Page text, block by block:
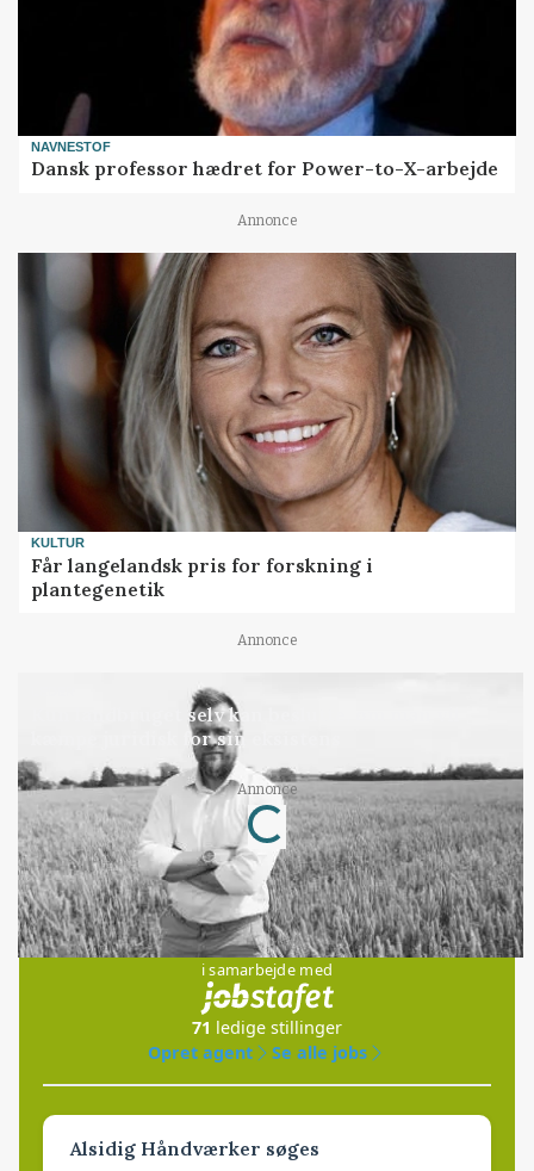
NAVNESTOF
Dansk professor hædret for Power-to-X-arbejde
Annonce
KULTUR
Får langelandsk pris for forskning i
plantegenetik
Annonce
Kun landbruget selv kan beslutte, om man vil
kæmpe juridisk for sin eksistens
Annonce
Loading...
Jobs
i samarbejde med
71 ledige stillinger
Opret agent
Se alle jobs
Alsidig Håndværker søges